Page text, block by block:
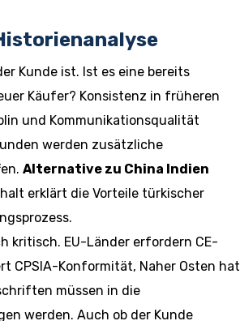
Kunde ist. Ist es eine bereits
Käufer? Konsistenz in früheren
und Kommunikationsqualität
werden zusätzliche
Alternative zu China Indien
erklärt die Vorteile türkischer
kritisch. EU-Länder erfordern CE-
CPSIA-Konformität, Naher Osten hat
müssen in die
werden. Auch ob der Kunde